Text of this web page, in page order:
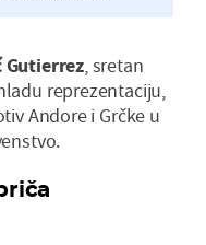
Gutierrez, sretan
reprezentaciju,
Andore i Grčke u